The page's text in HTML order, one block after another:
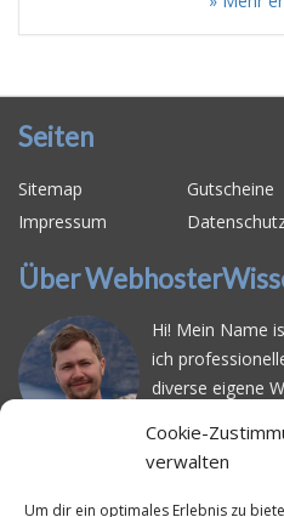
Cookie-
verwalten
Um dir ein optimales Erlebnis zu
Seiten
Sitemap Gutscheine
Impressum
Über
Hi! Mein Name
ich
diverse eigene
schwierig ist
vielen
Serverausfälle